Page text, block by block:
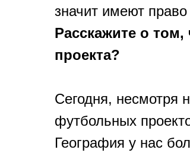
значит имеют право
Расскажите о
проекта?
Сегодня, несмотря
футбольных
География у нас